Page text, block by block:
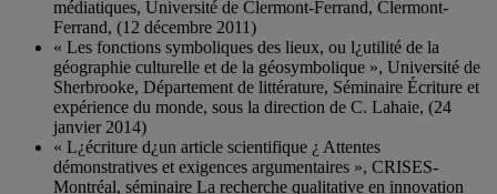
médiatiques, Université de Clermont-Ferrand, Clermont-
Ferrand, (12 décembre 2011)
« Les fonctions symboliques des lieux, ou l¿utilité de la
géographie culturelle et de la géosymbolique », Université de
Sherbrooke, Département de littérature, Séminaire Écriture et
expérience du monde, sous la direction de C. Lahaie, (24
janvier 2014)
« L¿écriture d¿un article scientifique ¿ Attentes
démonstratives et exigences argumentaires », CRISES-
Montréal, séminaire La recherche qualitative en innovation